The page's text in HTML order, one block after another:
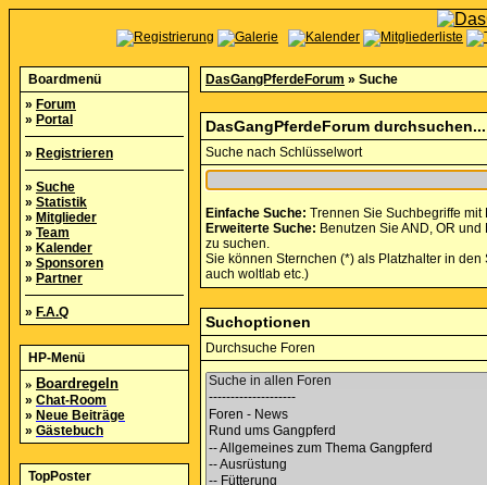
Boardmenü
» Forum
» Portal
» Registrieren
» Suche
» Statistik
» Mitglieder
» Team
» Kalender
» Sponsoren
» Partner
» F.A.Q
HP-Menü
» Boardregeln
» Chat-Room
» Neue Beiträge
» Gästebuch
TopPoster
DasGangPferdeForum » Suche
DasGangPferdeForum durchsuchen...
Suche nach Schlüsselwort
Einfache Suche: Trennen Sie Suchbegriffe
Erweiterte Suche: Benutzen Sie AND, OR
zu suchen.
Sie können Sternchen (*) als Platzhalter in
auch woltlab etc.)
Suchoptionen
Durchsuche Foren